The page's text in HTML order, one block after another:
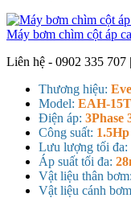
Máy bơm chìm cột áp
Liên hệ - 0902 335 707
Thương hiệu:
Model: EAH-15T
Điện áp: 3Phase
Công suất: 1.5Hp
Lưu lượng tối đa:
Áp suất tối đa:
Vật liệu thân bơm:
Vật liệu cánh